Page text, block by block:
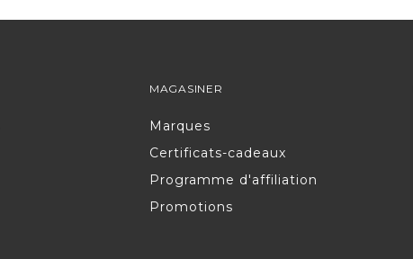
MAGASINER
Marques
Certificats-cadeaux
Programme d'affiliation
Promotions